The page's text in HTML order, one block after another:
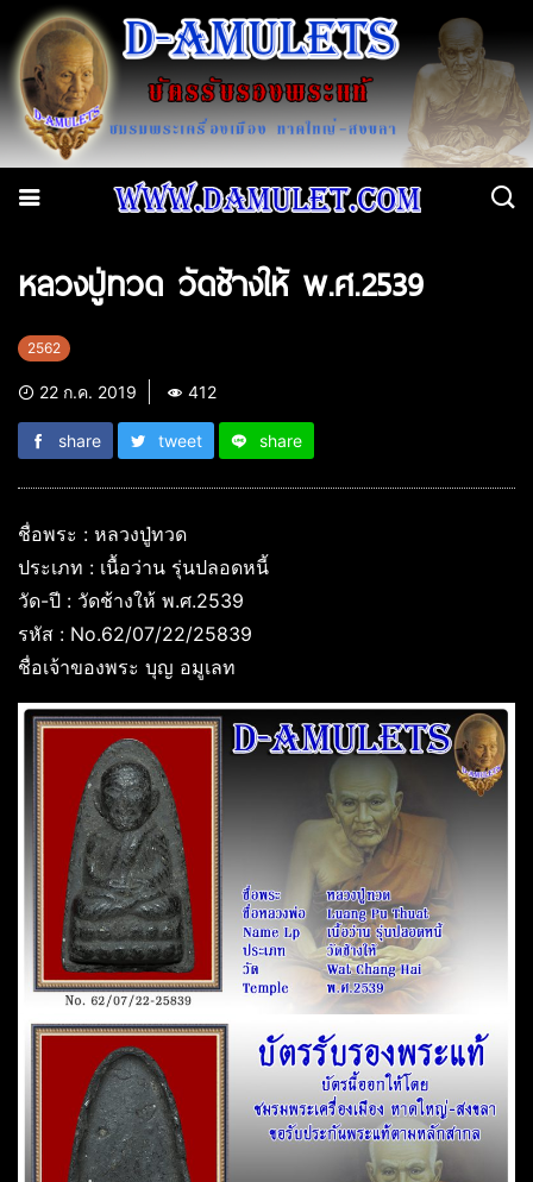
หลวงปู่ทวด วัดช้างให้ พ.ศ.2539
2562
22 ก.ค. 2019 412
share tweet share
ชื่อพระ : หลวงปู่ทวด
ประเภท : เนื้อว่าน รุ่นปลอดหนี้
วัด-ปี : วัดช้างให้ พ.ศ.2539
รหัส : No.62/07/22/25839
ชื่อเจ้าของพระ บุญ อมูเลท